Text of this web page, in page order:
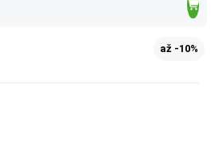
až -10%